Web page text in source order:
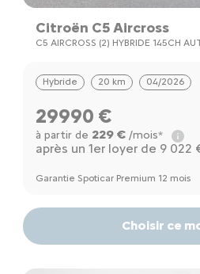
Citroën C5 Aircross
C5 AIRCROSS (2) HYBRIDE 145CH
Hybride 20 km 04/2026
29990 €
à partir de 229 €/mois*
après un 1er loyer de 9 022
Garantie Spoticar Premium 12 mois
Choisir ce